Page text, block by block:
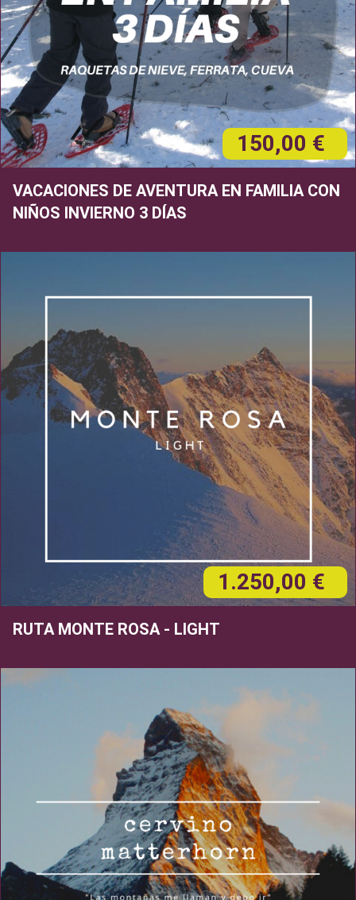
150,00 €
VACACIONES DE AVENTURA EN FAMILIA CON
NIÑOS INVIERNO 3 DÍAS
1.250,00 €
RUTA MONTE ROSA - LIGHT